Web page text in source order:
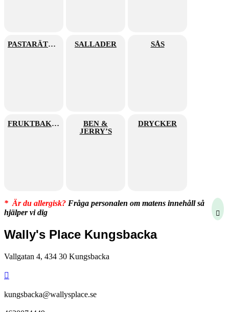
PASTARÄTTER SALLADER SÅS
FRUKTBAKELSER
BEN &
JERRY’S
DRYCKER
* Är du allergisk? Fråga personalen om matens innehåll så
hjälper vi dig
Wally's Place Kungsbacka
Vallgatan 4, 434 30 Kungsbacka
kungsbacka@wallysplace.se